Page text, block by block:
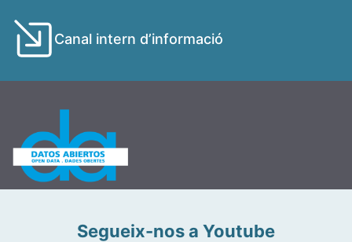
Canal intern d’informació
Segueix-nos a Youtube